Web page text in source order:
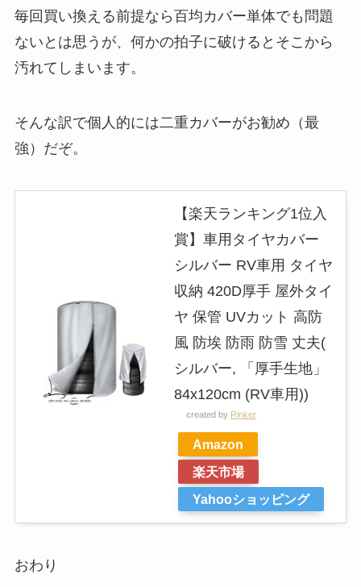
毎回買い換える前提なら百均カバー単体でも問題
ないとは思うが、何かの拍子に破けるとそこから
汚れてしまいます。
そんな訳で個人的には二重カバーがお勧め（最
強）だぞ。
【楽天ランキング1位入
賞】車用タイヤカバー
シルバー RV車用 タイヤ
収納 420D厚手 屋外タイ
ヤ 保管 UVカット 高防
風 防埃 防雨 防雪 丈夫(
シルバー, 「厚手生地」
84x120cm (RV車用))
created by Rinker
Amazon
楽天市場
Yahooショッピング
おわり